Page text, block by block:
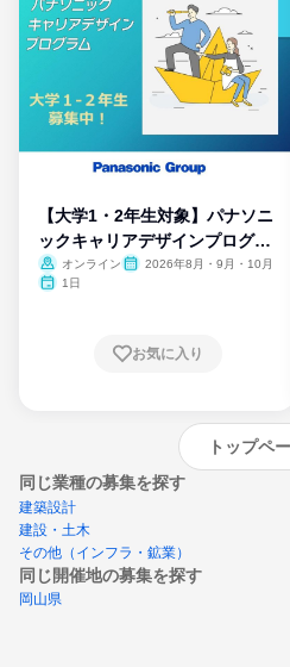
【大学1・2年生対象】パナソニ
ックキャリアデザインプログラ
ム
オンライン
2026年8月・9月・10月
1日
お気に入り
トップペ
同じ業種の募集を探す
建築設計
建設・土木
その他（インフラ・鉱業）
同じ開催地の募集を探す
岡山県